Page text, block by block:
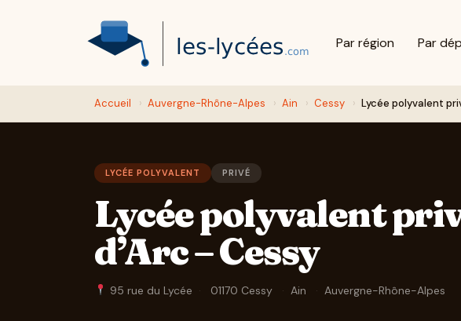
Par région Par
Accueil › Auvergne-Rhône-Alpes › Ain › Cessy › Lycée polyvalent
LYCÉE POLYVALENT PRIVÉ
Lycée polyvalent
d’Arc – Cessy
95 rue du Lycée · 01170 Cessy · Ain · Auvergne-Rhône-Alpes